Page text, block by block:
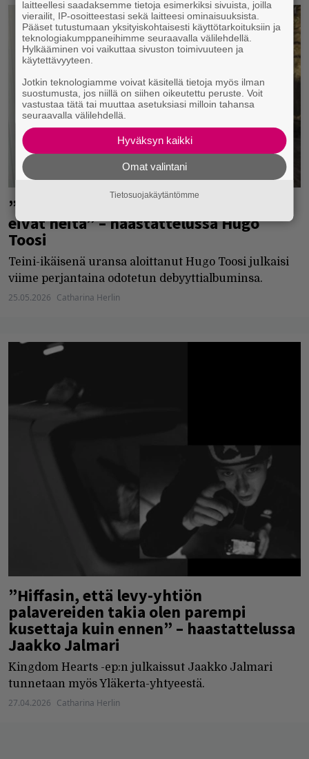
”Uskallan heittää läppää, jota kaikki
eivät heitä” – haastattelussa Hugo
Toosi
Teini-ikäisenä uransa aloittanut Hugo Toosi julkaisi
viime perjantaina odotetun debyyttialbuminsa.
25.05.2026 Catharina Herlin
”Hiffasin, että levy-yhtiön
palavereiden takia olen parempi
kusettaja kuin ennen” – haastattelussa
Jaakko Jalmari
Kingdom Hearts -ep:n julkaissut Jaakko Jalmari
tunnetaan myös Yläkerta-yhtyeestä.
27.04.2026 Catharina Herlin
laitteellesi saadaksemme tietoja esimerkiksi sivuista, joilla
vierailit, IP-osoitteestasi sekä laitteesi ominaisuuksista.
Pääset tutustumaan yksityiskohtaisesti käyttötarkoituksiin ja
teknologiakumppaneihimme seuraavalla välilehdellä.
Hylkääminen voi vaikuttaa sivuston toimivuuteen ja
käytettävyyteen.
Jotkin teknologiamme voivat käsitellä tietoja myös ilman
suostumusta, jos niillä on siihen oikeutettu peruste. Voit
vastustaa tätä tai muuttaa asetuksiasi milloin tahansa
seuraavalla välilehdellä.
Hyväksyn kaikki
Omat valintani
Tietosuojakäytäntömme